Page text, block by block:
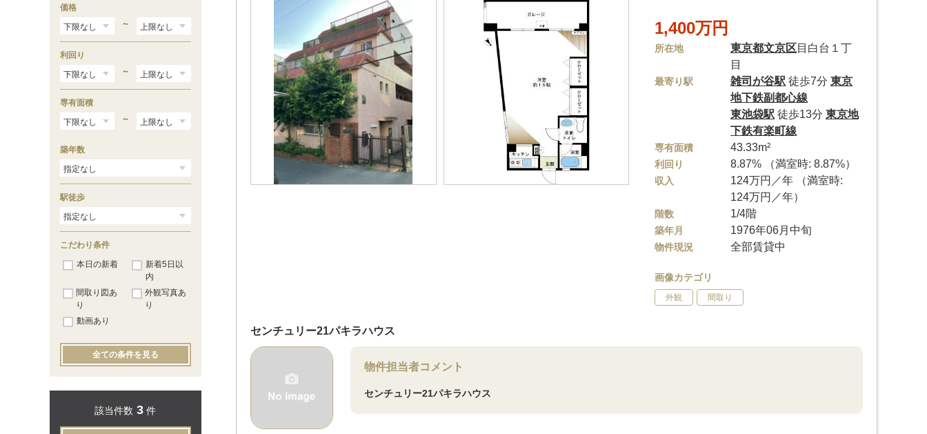
1,400万円
所在地 東京都文京区目白台１丁
目
最寄り駅 雑司が谷駅 徒歩7分東京
地下鉄副都心線
東池袋駅 徒歩13分東京地
下鉄有楽町線
専有面積 43.33m²
利回り 8.87% （満室時: 8.87%）
収入
124万円／年 （満室時:
124万円／年）
階数 1/4階
築年月 1976年06月中旬
物件現況 全部賃貸中
画像カテゴリ
外観 間取り
センチュリー21パキラハウス
物件担当者コメント
センチュリー21パキラハウス
価格
～
利回り
～
専有面積
～
築年数
駅徒歩
こだわり条件
本日の新着
新着5日以
内
間取り図あ
り
外観写真あ
り
動画あり
全ての条件を見る
該当件数 3 件